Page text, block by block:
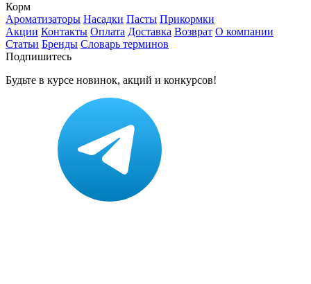
Корм
Ароматизаторы Насадки Пасты Прикормки
Акции Контакты Оплата Доставка Возврат О компании
Статьи Бренды Словарь терминов
Подпишитесь
Будьте в курсе новинок, акций и конкурсов!